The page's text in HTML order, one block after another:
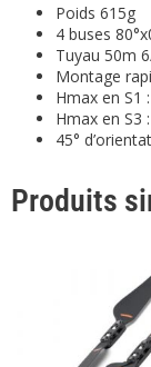
Poids 615g
4 buses
Tuyau 50m
Montage
Hmax en S1
Hmax en S3
45°
Produits